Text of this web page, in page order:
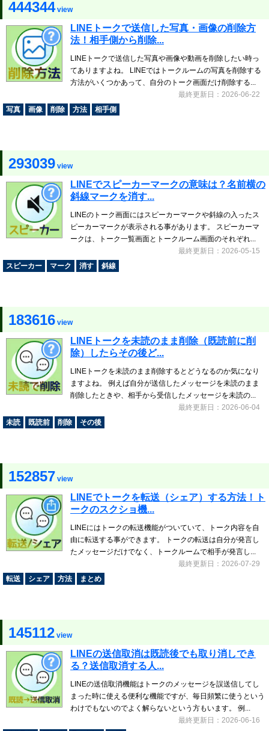
444344view
LINEトークで送信した写真・画像の削除方
法！相手側から削除...
LINEトークで送信した写真や画像や動画を削除したい時っ
てありますよね。 LINEではトークルームの写真を削除する
方法がいくつかあって、自分のトーク画面だけ削除する...
最終更新日：2026-06-22
写真
画像 削除 方法 相手側
293039 view
LINEでスピーカーマークの意味は？名前横の
斜線マークを消す...
LINEのトーク画面にはスピーカーマークや斜線の入ったス
ピーカーマークが表示される事があります。 スピーカーマ
ークは、トーク一覧画面とトークルーム画面のそれぞれ...
最終更新日：2026-05-15
スピーカー
マーク 消す 斜線
183616 view
LINEトークを未読のまま削除（既読前に削
除）したらその後ど...
LINEトークを未読のまま削除するとどうなるのか気になり
ますよね。 例えば自分が送信したメッセージを未読のまま
削除したときや、相手から受信したメッセージを未読の...
最終更新日：2026-06-04
未読
既読前 削除 その後
152857 view
LINEでトークを転送（シェア）する方法！ト
ークのスクショ機...
LINEにはトークの転送機能がついていて、トーク内容を自
由に転送する事ができます。 トークの転送は自分が発言し
たメッセージだけでなく、トークルームで相手が発言し...
最終更新日：2026-07-29
転送
シェア 方法 まとめ
145112 view
LINEの送信取消は既読後でも取り消しでき
る？送信取消する人...
LINEの送信取消機能はトークのメッセージを誤送信してし
まった時に使える便利な機能ですが、毎日頻繁に使うという
わけでもないのでよく解らないという方もいます。 例...
最終更新日：2026-06-16